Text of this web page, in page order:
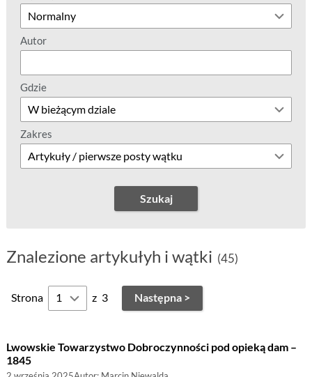
Autor
Gdzie
Zakres
Szukaj
Znalezione artykułyh i wątki (45)
Strona z 3 Następna >
Lwowskie Towarzystwo Dobroczynności pod opieką dam –
1845